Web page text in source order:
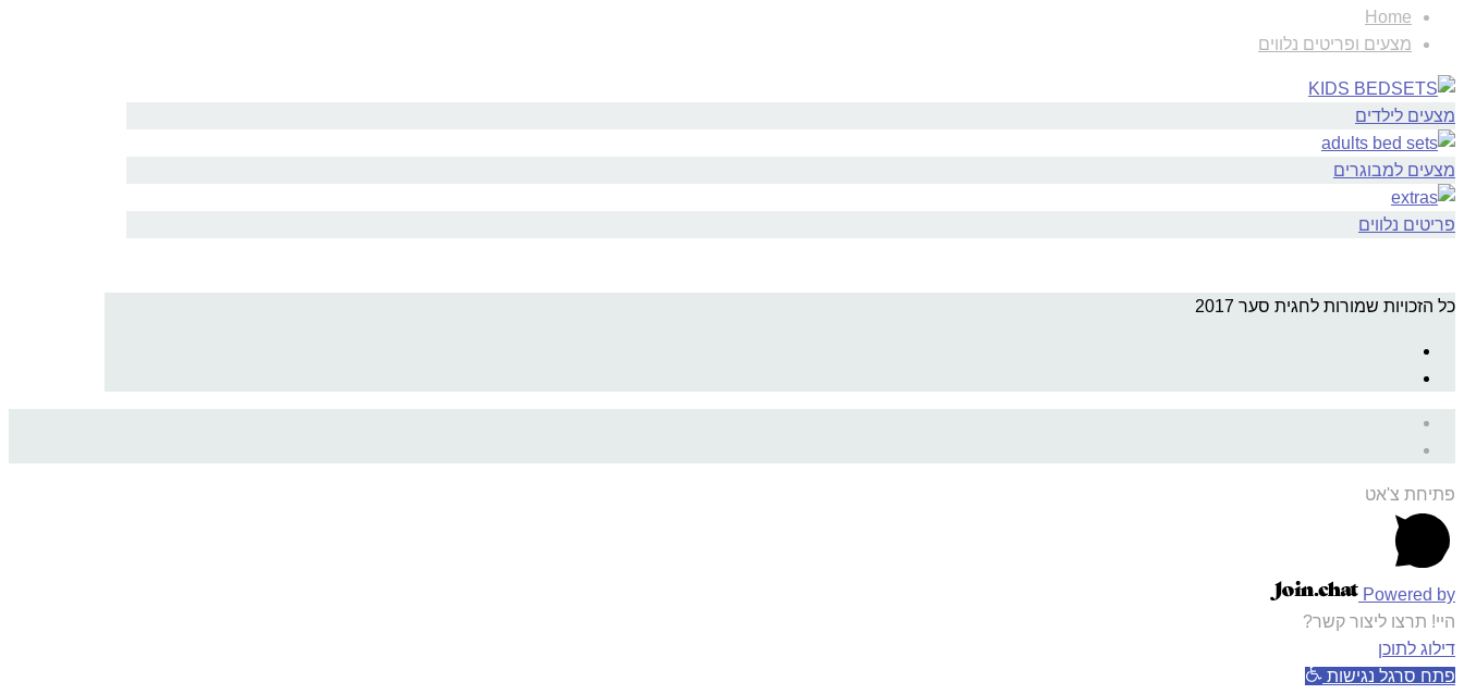
Home
מצעים ופריטים נלווים
מצעים לילדים
מצעים למבוגרים
פריטים נלווים
כל הזכויות שמורות לחגית סער 2017
פתיחת צ'אט
Powered by
היי! תרצו ליצור קשר?
דילוג לתוכן
פתח סרגל נגישות